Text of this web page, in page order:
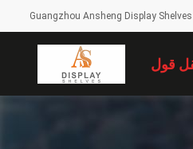
Guangzhou Ansheng Display Shelves
قول